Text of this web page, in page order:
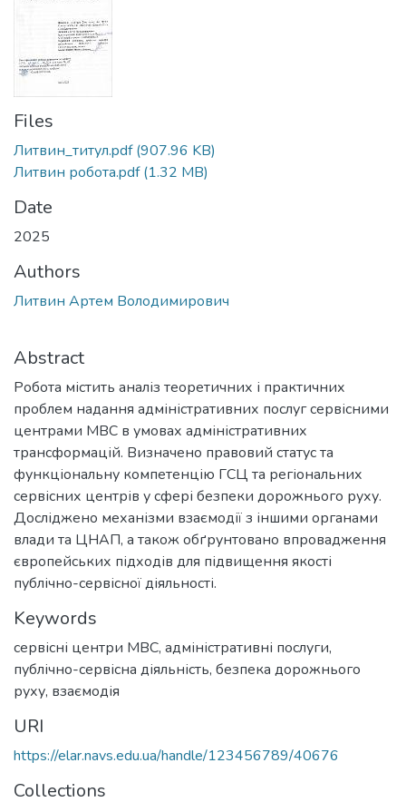
Files
Литвин_титул.pdf(907.96 KB)
Литвин робота.pdf(1.32 MB)
Date
2025
Authors
Литвин Артем Володимирович
Abstract
Робота містить аналіз теоретичних і практичних
проблем надання адміністративних послуг сервісними
центрами МВС в умовах адміністративних
трансформацій. Визначено правовий статус та
функціональну компетенцію ГСЦ та регіональних
сервісних центрів у сфері безпеки дорожнього руху.
Досліджено механізми взаємодії з іншими органами
влади та ЦНАП, а також обґрунтовано впровадження
європейських підходів для підвищення якості
публічно-сервісної діяльності.
Keywords
сервісні центри МВС, адміністративні послуги,
публічно-сервісна діяльність, безпека дорожнього
руху, взаємодія
URI
https://elar.navs.edu.ua/handle/123456789/40676
Collections